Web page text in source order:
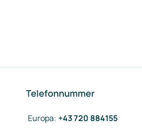
Telefonnummer
Europa: +43 720 884155